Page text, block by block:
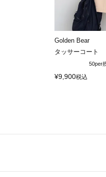
Golden Bear
タッサーコート
50per
¥9,900税込